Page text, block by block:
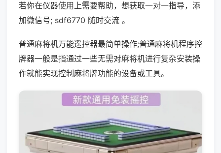
若你在仪器使用上需要帮助，想获取一对一指导，添
加微信号; sdf6770 随时交流 。
普通麻将机万能遥控器最简单操作;普通麻将机程序控
牌器一般是指通过一些无需对麻将机进行复杂安装操
作就能实现控制麻将牌功能的设备或工具。